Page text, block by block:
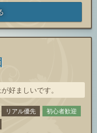
好ましいです。
リアル優先
初心者歓迎